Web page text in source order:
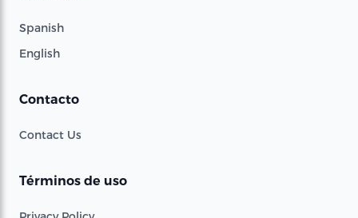
Spanish
English
Contacto
Contact Us
Términos de uso